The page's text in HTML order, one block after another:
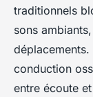
traditionnels
sons
conduction
entre écoute